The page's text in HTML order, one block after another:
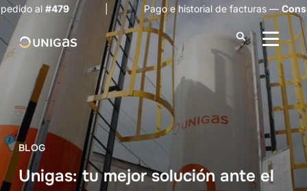
#479| Pago e historial de facturas —Consulta
BLOG
Unigas: tu mejor solución ante el